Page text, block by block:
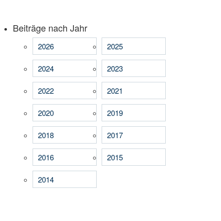
Beiträge nach Jahr
2026 2025
2024 2023
2022 2021
2020 2019
2018 2017
2016 2015
2014